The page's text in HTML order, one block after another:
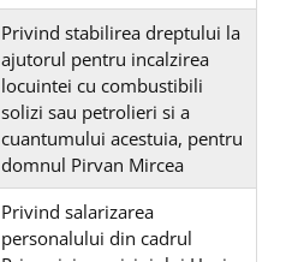
Privind stabilirea dreptului la
ajutorul pentru incalzirea
locuintei cu combustibili
solizi sau petrolieri si a
cuantumului acestuia, pentru
domnul Pirvan Mircea
Privind salarizarea
personalului din cadrul